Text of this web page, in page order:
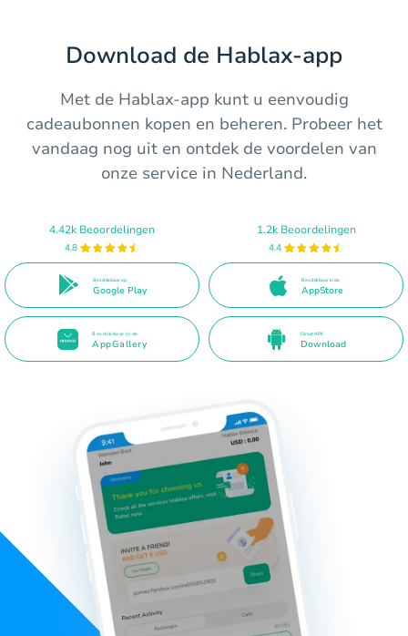
Download de Hablax-app
Met de Hablax-app kunt u eenvoudig
cadeaubonnen kopen en beheren. Probeer het
vandaag nog uit en ontdek de voordelen van
onze service in Nederland.
4.42k Beoordelingen
4.8
Beschikbaar op
Google Play
1.2k Beoordelingen
4.4
Beschikbaar in de
AppStore
Beschikbaar in de
AppGallery
Direct APK
Download